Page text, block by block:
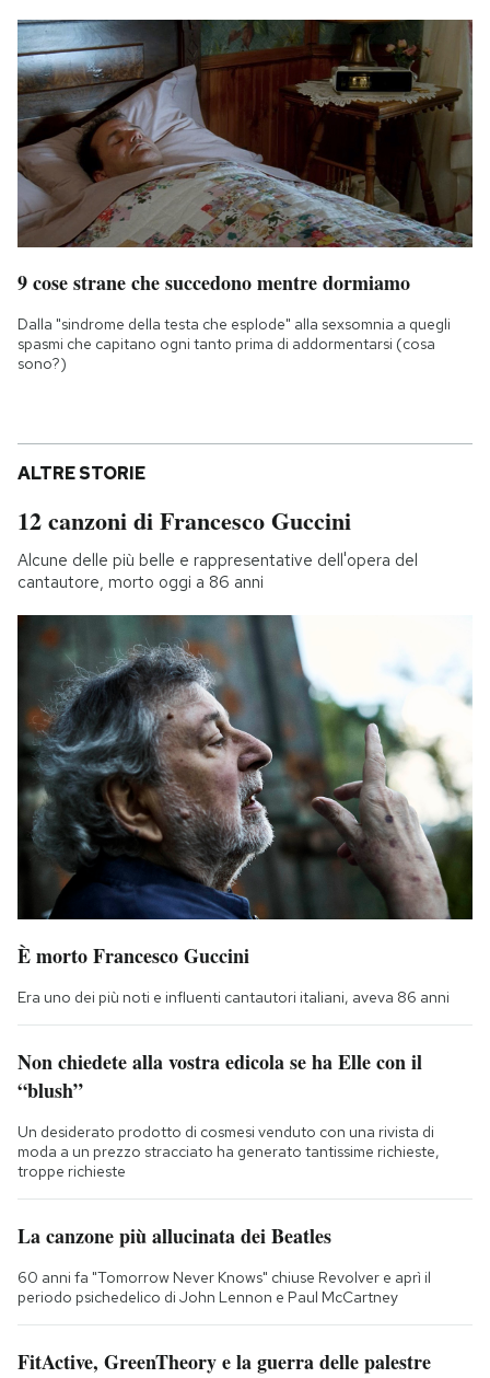
9 cose strane che succedono mentre dormiamo
Dalla "sindrome della testa che esplode" alla sexsomnia a quegli
spasmi che capitano ogni tanto prima di addormentarsi (cosa
sono?)
ALTRE STORIE
12 canzoni di Francesco Guccini
Alcune delle più belle e rappresentative dell'opera del
cantautore, morto oggi a 86 anni
È morto Francesco Guccini
Era uno dei più noti e influenti cantautori italiani, aveva 86 anni
Non chiedete alla vostra edicola se ha Elle con il
“blush”
Un desiderato prodotto di cosmesi venduto con una rivista di
moda a un prezzo stracciato ha generato tantissime richieste,
troppe richieste
La canzone più allucinata dei Beatles
60 anni fa "Tomorrow Never Knows" chiuse Revolver e aprì il
periodo psichedelico di John Lennon e Paul McCartney
FitActive, GreenTheory e la guerra delle palestre